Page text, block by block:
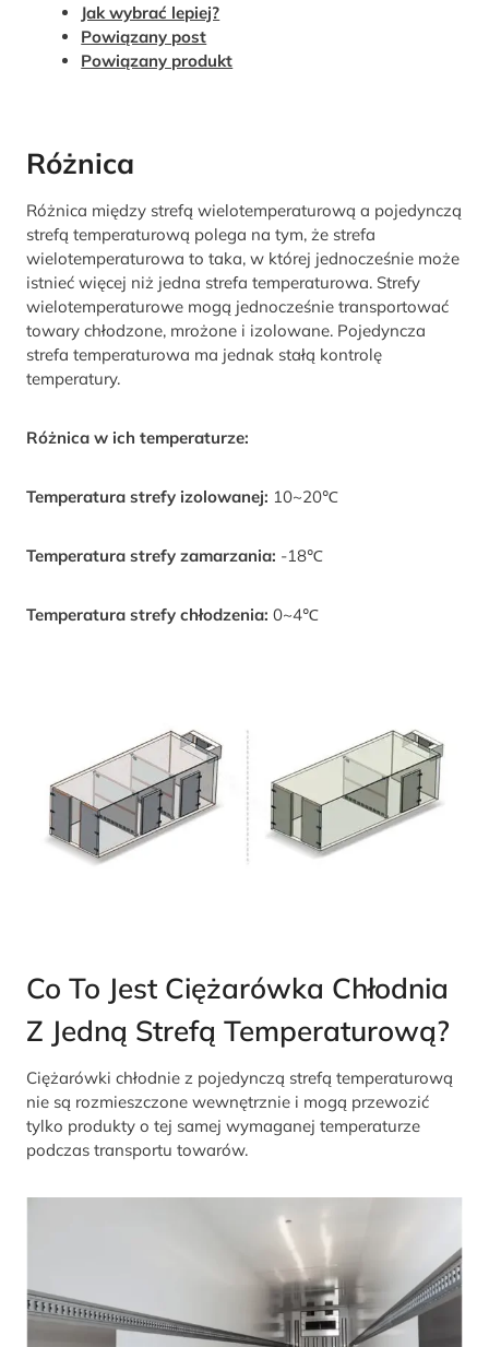
Jak wybrać lepiej?
Powiązany post
Powiązany produkt
Różnica
Różnica między strefą wielotemperaturową a pojedynczą
strefą temperaturową polega na tym, że strefa
wielotemperaturowa to taka, w której jednocześnie może
istnieć więcej niż jedna strefa temperaturowa. Strefy
wielotemperaturowe mogą jednocześnie transportować
towary chłodzone, mrożone i izolowane. Pojedyncza
strefa temperaturowa ma jednak stałą kontrolę
temperatury.
Różnica w ich temperaturze:
Temperatura strefy izolowanej: 10~20℃
Temperatura strefy zamarzania: -18℃
Temperatura strefy chłodzenia: 0~4℃
Co To Jest Ciężarówka Chłodnia
Z Jedną Strefą Temperaturową?
Ciężarówki chłodnie z pojedynczą strefą temperaturową
nie są rozmieszczone wewnętrznie i mogą przewozić
tylko produkty o tej samej wymaganej temperaturze
podczas transportu towarów.